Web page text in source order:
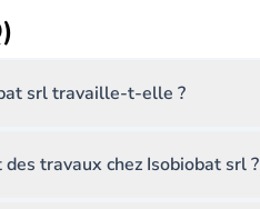
srl travaille-t-elle ?
travaux chez Isobiobat srl ?